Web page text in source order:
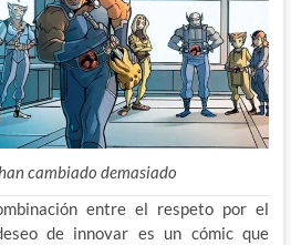
cambiado demasiado
entre el respeto por el
de innovar es un cómic que